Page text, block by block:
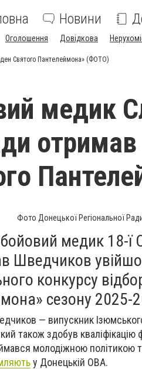
Новини
Оголошення Довідкова
Святого Пантелеймона» (ФОТО)
медик
Фото Донецької Регіональної
медик 18-ї
Шведчиков
конкурсу
сезону 2025-
— випускник
також здобув
молодіжною політикою
у Донецькій ОВА.